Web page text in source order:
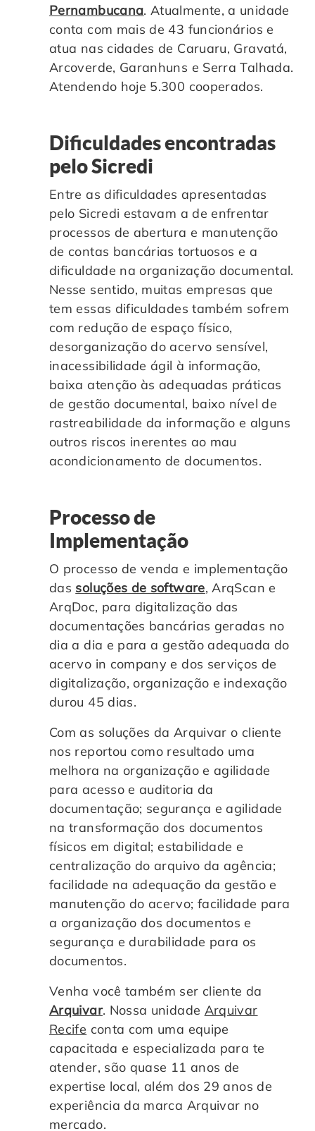
Pernambucana. Atualmente, a unidade
conta com mais de 43 funcionários e
atua nas cidades de Caruaru, Gravatá,
Arcoverde, Garanhuns e Serra Talhada.
Atendendo hoje 5.300 cooperados.
Dificuldades encontradas
pelo Sicredi
Entre as dificuldades apresentadas
pelo Sicredi estavam a de enfrentar
processos de abertura e manutenção
de contas bancárias tortuosos e a
dificuldade na organização documental.
Nesse sentido, muitas empresas que
tem essas dificuldades também sofrem
com redução de espaço físico,
desorganização do acervo sensível,
inacessibilidade ágil à informação,
baixa atenção às adequadas práticas
de gestão documental, baixo nível de
rastreabilidade da informação e alguns
outros riscos inerentes ao mau
acondicionamento de documentos.
Processo de
Implementação
O processo de venda e implementação
das soluções de software, ArqScan e
ArqDoc, para digitalização das
documentações bancárias geradas no
dia a dia e para a gestão adequada do
acervo in company e dos serviços de
digitalização, organização e indexação
durou 45 dias.
Com as soluções da Arquivar o cliente
nos reportou como resultado uma
melhora na organização e agilidade
para acesso e auditoria da
documentação; segurança e agilidade
na transformação dos documentos
físicos em digital; estabilidade e
centralização do arquivo da agência;
facilidade na adequação da gestão e
manutenção do acervo; facilidade para
a organização dos documentos e
segurança e durabilidade para os
documentos.
Venha você também ser cliente da
Arquivar. Nossa unidade Arquivar
Recife conta com uma equipe
capacitada e especializada para te
atender, são quase 11 anos de
expertise local, além dos 29 anos de
experiência da marca Arquivar no
mercado.